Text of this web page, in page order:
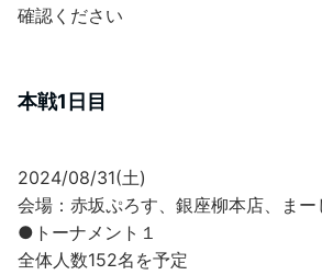
確認ください
本戦1日目
2024/08/31(土)
会場：赤坂ぷろす、銀座柳本店、まー
●トーナメント１
全体人数152名を予定